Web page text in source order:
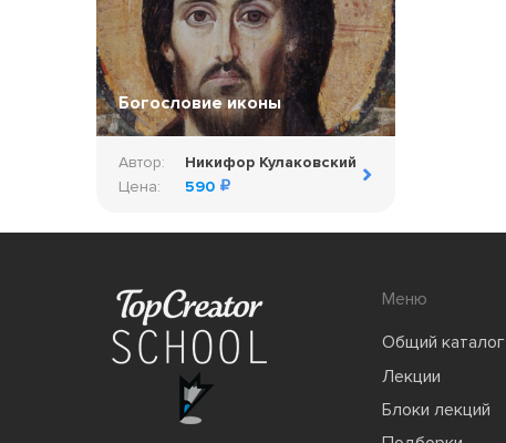
Богословие иконы
Автор:
Никифор Кулаковский
Цена:
590
Меню
Общий каталог
Лекции
Блоки лекций